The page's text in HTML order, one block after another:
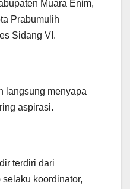
Muara Enim,
Prabumulih
Sidang VI.
langsung menyapa
aspirasi.
terdiri dari
koordinator,